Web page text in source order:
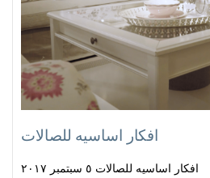
افكار اساسيه للصالات
افكار اساسيه للصالات ٥ سبتمبر ٢٠١٧